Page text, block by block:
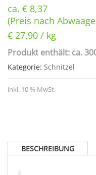
ca. € 8,37
(Preis nach
€ 27,90 / kg
Produkt enthält: ca.
Kategorie: Schnitzel
inkl. 10 % MwSt.
BESCHREIBUNG